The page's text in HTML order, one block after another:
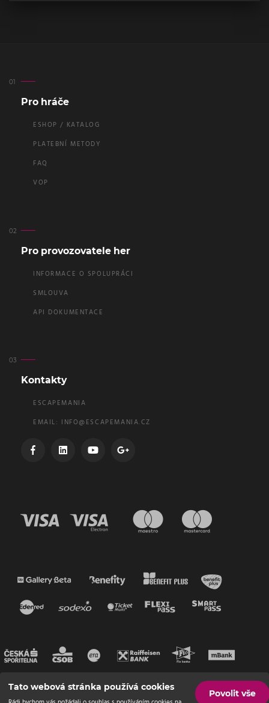
Pro hráče
ESHOP / KATALOG
PLATEBNÍ METODY
FAQ
VOP
Pro provozovatele her
INFORMACE O SPOLUPRÁCI
SMLOUVA
API DOKUMENTACE
Kontakty
ESCAPEMANIA
EMAIL: INFO@ESCAPEMANIA.CZ
Tato webová stránka používá cookies
Povolit vše